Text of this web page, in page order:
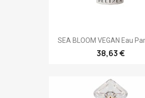
SEA BLOOM VEGAN Eau
38,63 €